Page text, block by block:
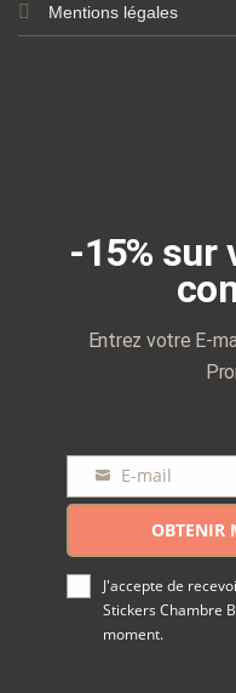
Mentions légales
-15% sur
Entrez votre E-
mail
E-mail
OBTENIR
J'accepte de
Stickers Chambre
moment.